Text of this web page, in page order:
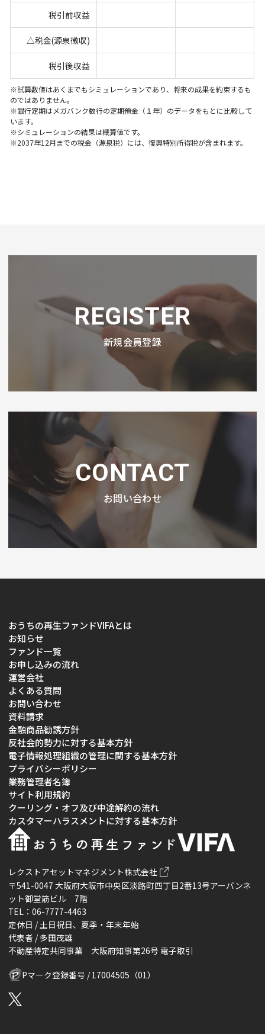
税引前収益
△税金(源泉徴収)
税引後収益
※試算数値はあくまでもシミュレーションであり、将来の成果を約束するも
のではありません。
※銀行定期はメガバンク数行の定期預金（１年）のデータをもとに比較して
います。
※シミュレーションの結果は概算値です。
※2037年12月までの税金（源泉税）には、復興特別所得税が含まれます。
REGISTER
新規会員登録
CONTACT
お問い合わせ
レクストアセットマネジメント株式会社
〒541-0047 大阪府大阪市中央区淡路町四丁目2番13号アーバンネ
ット御堂筋ビル 7階
TEL：06-7777-4463
定休日 / 土日祝日、夏季・年末年始
代表者 / 多田茂雄
不動産特定共同事業 大阪府知事第26号 電子取引
Pマーク登録番号 / 17004505（01）
おうちの再生ファンドVIFAとは
お知らせ
ファンド一覧
お申し込みの流れ
運営会社
よくある質問
お問い合わせ
資料請求
金融商品勧誘方針
反社会的勢力に対する基本方針
電子情報処理組織の管理に関する基本方針
プライバシーポリシー
業務管理者名簿
サイト利用規約
クーリング・オフ及び中途解約の流れ
カスタマーハラスメントに対する基本方針